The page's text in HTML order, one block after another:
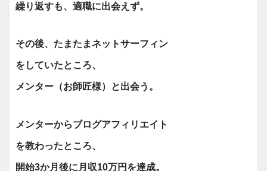
繰り返すも、適職に出会えず。
その後、たまたまネットサーフィン
を していたところ、
メンター （お師匠様） と出会う。
メンターからブログアフィリエイト
を教わったところ、
開始3か月後に月収10万円を達成。